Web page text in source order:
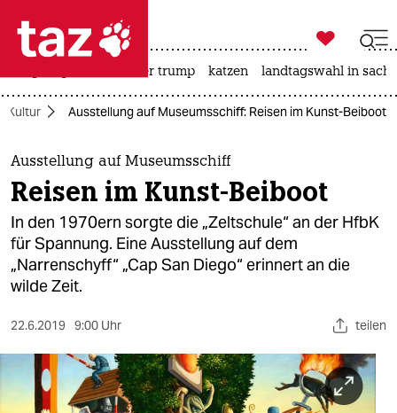
 taz zahl ich
taz zahl ich
themen
politik
öko
gesellschaft
kultur
sport
berlin

taz zahl ich
usa unter trump katzen landtagswahl in
Kultur Ausstellung auf Museumsschiff: Reisen im Kunst-Beiboot
Ausstellung auf Museumsschiff
Reisen im Kunst-Beiboot
In den 1970ern sorgte die „Zeltschule“ an der HfbK
für Spannung. Eine Ausstellung auf dem
„Narrenschyff“ „Cap San Diego“ erinnert an die
wilde Zeit.
22.6.2019 9:00 Uhr teilen